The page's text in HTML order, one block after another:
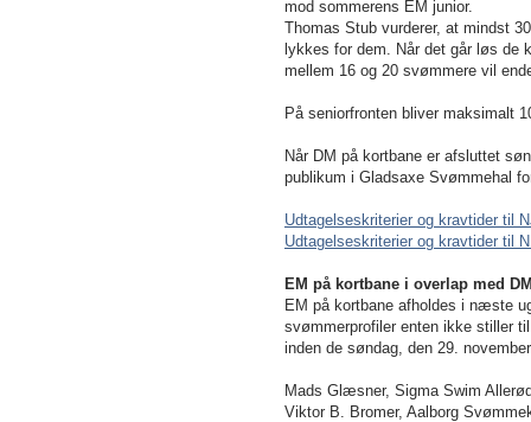
mod sommerens EM junior.
Thomas Stub vurderer, at mindst
lykkes for dem. Når det går løs de
mellem 16 og 20 svømmere vil
På seniorfronten bliver maksimalt
Når DM på kortbane er afsluttet
publikum i Gladsaxe Svømmehal
Udtagelseskriterier og kravtider til
Udtagelseskriterier og kravtider til
EM på kortbane i overlap med
EM på kortbane afholdes i næste
svømmerprofiler enten ikke stiller
inden de søndag, den 29.
Mads Glæsner, Sigma Swim
Viktor B. Bromer, Aalborg